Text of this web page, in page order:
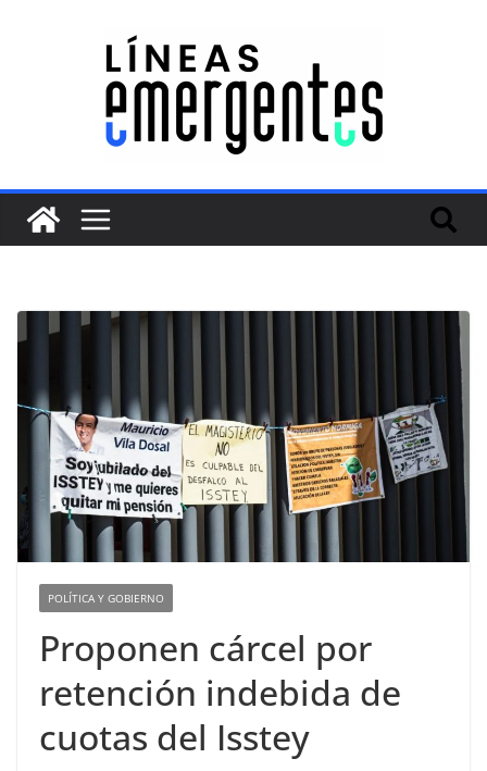
POLÍTICA Y GOBIERNO
Proponen cárcel por
retención indebida de
cuotas del Isstey